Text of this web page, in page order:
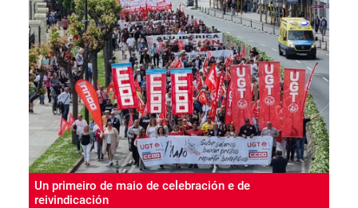
Un primeiro de maio de celebración e de
reivindicación